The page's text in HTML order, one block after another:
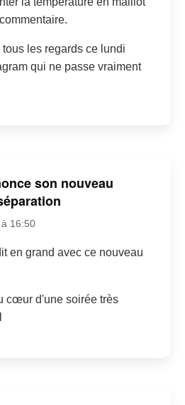
les regards ce lundi
qui ne passe vraiment
son nouveau
16:50
en grand avec ce nouveau
cœur d'une soirée très